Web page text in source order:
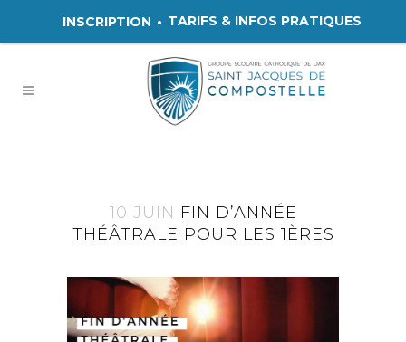
INSCRIPTION TARIFS & INFOS PRATIQUES
10 JUIN FIN D’ANNÉE
THÉÂTRALE POUR LES 1ÈRES